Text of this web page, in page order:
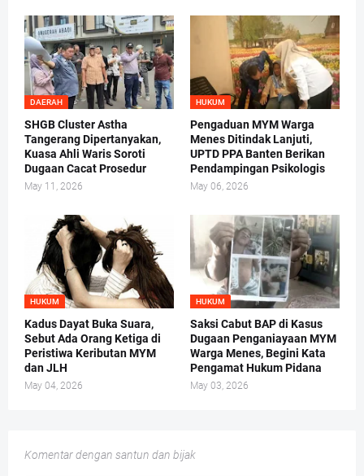
DAERAH
SHGB Cluster Astha
Tangerang Dipertanyakan,
Kuasa Ahli Waris Soroti
Dugaan Cacat Prosedur
May 11, 2026
HUKUM
Pengaduan MYM Warga
Menes Ditindak Lanjuti,
UPTD PPA Banten Berikan
Pendampingan Psikologis
May 06, 2026
HUKUM
Kadus Dayat Buka Suara,
Sebut Ada Orang Ketiga di
Peristiwa Keributan MYM
dan JLH
May 04, 2026
HUKUM
Saksi Cabut BAP di Kasus
Dugaan Penganiayaan MYM
Warga Menes, Begini Kata
Pengamat Hukum Pidana
May 03, 2026
Komentar dengan santun dan bijak